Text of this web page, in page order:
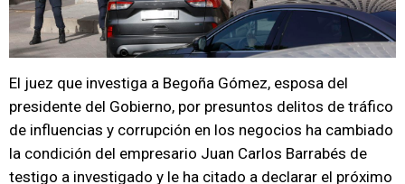
El juez que investiga a Begoña Gómez, esposa del
presidente del Gobierno, por presuntos delitos de tráfico
de influencias y corrupción en los negocios ha cambiado
la condición del empresario Juan Carlos Barrabés de
testigo a investigado y le ha citado a declarar el próximo